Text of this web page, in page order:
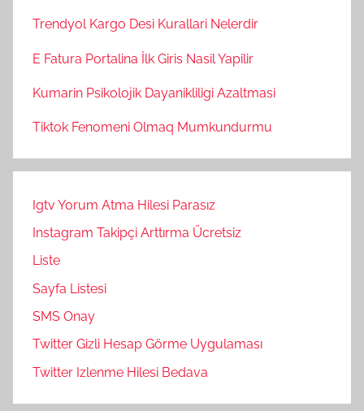
Trendyol Kargo Desi Kurallari Nelerdir
E Fatura Portalina İlk Giris Nasil Yapilir
Kumarin Psikolojik Dayanikliligi Azaltmasi
Tiktok Fenomeni Olmaq Mumkundurmu
Igtv Yorum Atma Hilesi Parasız
Instagram Takipçi Arttırma Ücretsiz
Liste
Sayfa Listesi
SMS Onay
Twitter Gizli Hesap Görme Uygulaması
Twitter Izlenme Hilesi Bedava